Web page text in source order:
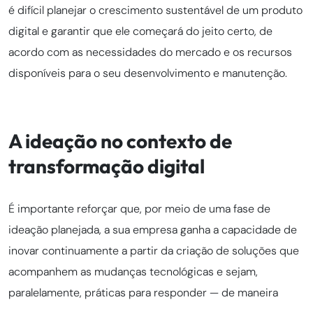
é difícil planejar o crescimento sustentável de um produto
digital e garantir que ele começará do jeito certo, de
acordo com as necessidades do mercado e os recursos
disponíveis para o seu desenvolvimento e manutenção.
A ideação no contexto de
transformação digital
É importante reforçar que, por meio de uma fase de
ideação planejada, a sua empresa ganha a capacidade de
inovar continuamente a partir da criação de soluções que
acompanhem as mudanças tecnológicas e sejam,
paralelamente, práticas para responder — de maneira